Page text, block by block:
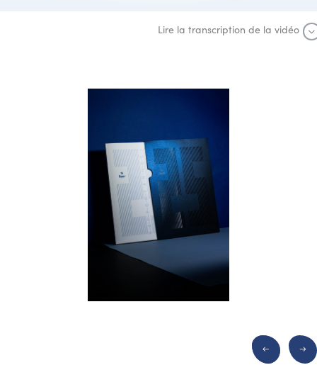
Lire la transcription de la vidéo